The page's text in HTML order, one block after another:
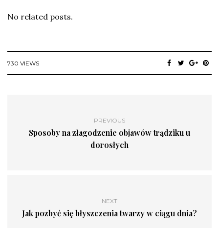
No related posts.
730 VIEWS
PREVIOUS
Sposoby na złagodzenie objawów trądziku u
dorosłych
NEXT
Jak pozbyć się błyszczenia twarzy w ciągu dnia?